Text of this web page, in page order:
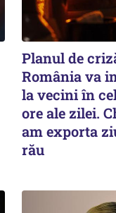
Planul de
România va
la vecini în
ore ale zilei.
am exporta
rău